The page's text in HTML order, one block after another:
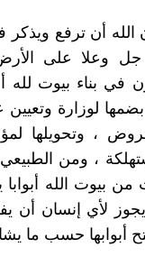
الله أن ترفع
وعلا على
في بناء بيوت
لوزارة
، وتحويلها
، ومن
من بيوت الله
لأي إنسان
أبوابها حسب ما